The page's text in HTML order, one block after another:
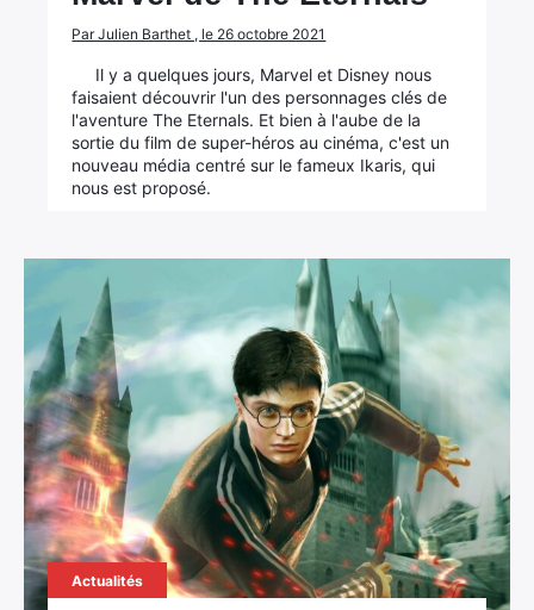
Par Julien Barthet , le 26 octobre 2021
Il y a quelques jours, Marvel et Disney nous
faisaient découvrir l'un des personnages clés de
l'aventure The Eternals. Et bien à l'aube de la
sortie du film de super-héros au cinéma, c'est un
nouveau média centré sur le fameux Ikaris, qui
nous est proposé.
Actualités